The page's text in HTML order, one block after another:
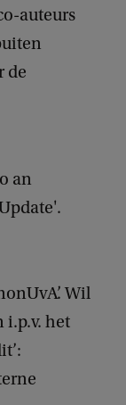
auteurs
de
an
Wil
i.p.v. het